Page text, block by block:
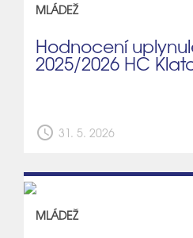
MLÁDEŽ
Hodnocení
2025/2026 HC
schedule 31. 5. 2026
MLÁDEŽ